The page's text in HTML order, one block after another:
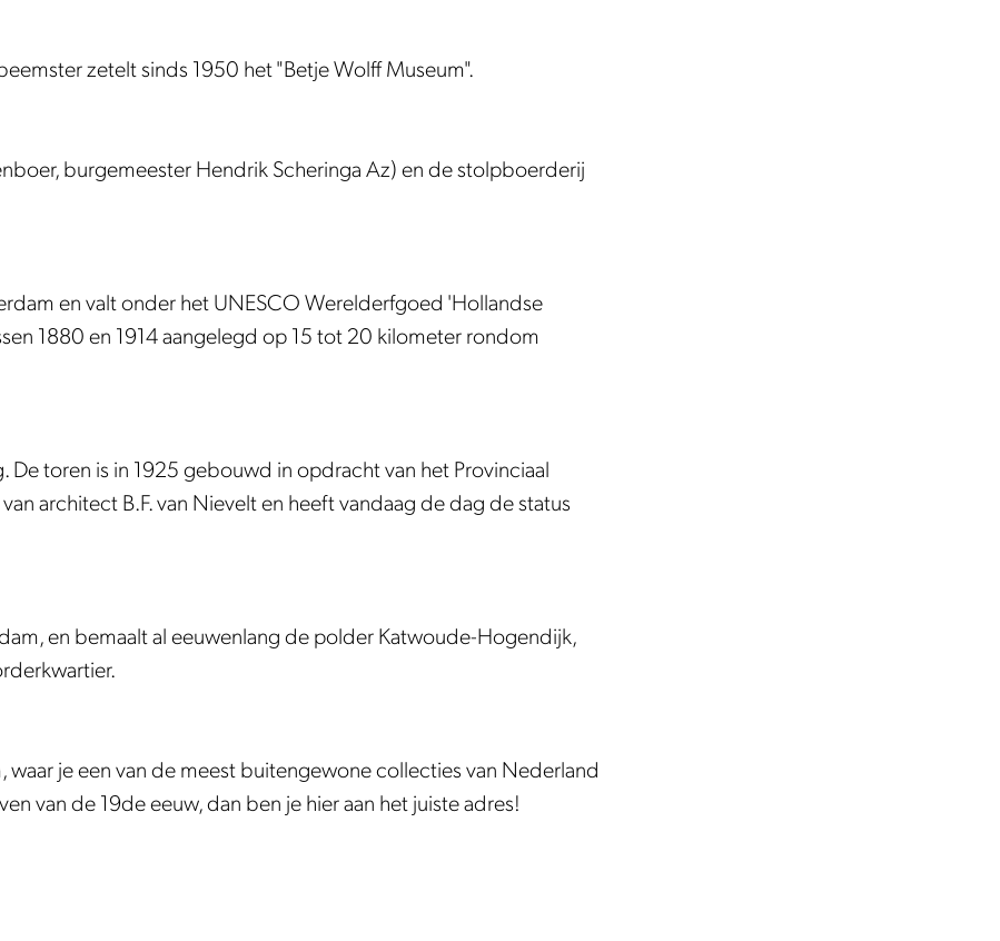
zetelt sinds 1950 het "Betje Wolff Museum".
burgemeester Hendrik Scheringa Az) en de stolpboerderij
en valt onder het UNESCO Werelderfgoed 'Hollandse
1880 en 1914 aangelegd op 15 tot 20 kilometer rondom
toren is in 1925 gebouwd in opdracht van het Provinciaal
architect B.F. van Nievelt en heeft vandaag de dag de status
en bemaalt al eeuwenlang de polder Katwoude-Hogendijk,
waar je een van de meest buitengewone collecties van Nederland
van de 19de eeuw, dan ben je hier aan het juiste adres!